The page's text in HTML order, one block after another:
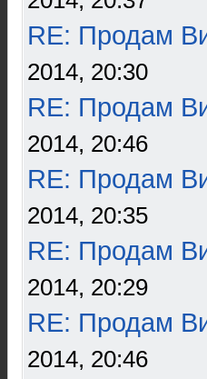
RE: Продам
2014, 20:30
RE: Продам
2014, 20:46
RE: Продам
2014, 20:35
RE: Продам
2014, 20:29
RE: Продам
2014, 20:46